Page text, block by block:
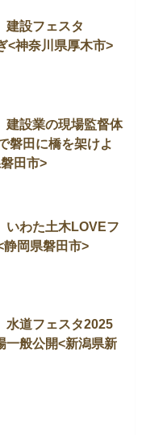
設フェスタ
<神奈川県厚木市>
設業の現場監督体
磐田に橋を架けよ
田市>
わた土木LOVEフ
静岡県磐田市>
道フェスタ2025
一般公開<新潟県新